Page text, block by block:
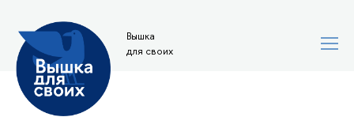
Вышка
для своих